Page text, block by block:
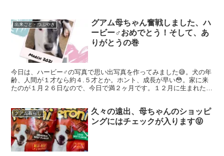
出来ごと・つぶやき
グアム母ちゃん奮戦しました、ハ
ービー♂おめでとう！そして、あ
りがとうの巻
今日は、ハービー♂の写真で思い出写真を作ってみました😅。犬の年
齢、人間が１才なら約４.５才とか。ホント、成長が早い😳。家に来
たのが１月２６日なので、今日で満２ヶ月です。１２月に生まれたと
グアム暮らし
久々の遠出、母ちゃんのショッピ
ングにはチェックが入ります😝